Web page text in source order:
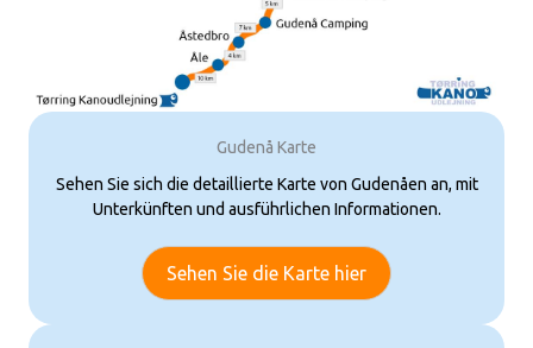
Gudenå Karte
Sehen Sie sich die detaillierte Karte von Gudenåen an, mit
Unterkünften und ausführlichen Informationen.
Sehen Sie die Karte hier